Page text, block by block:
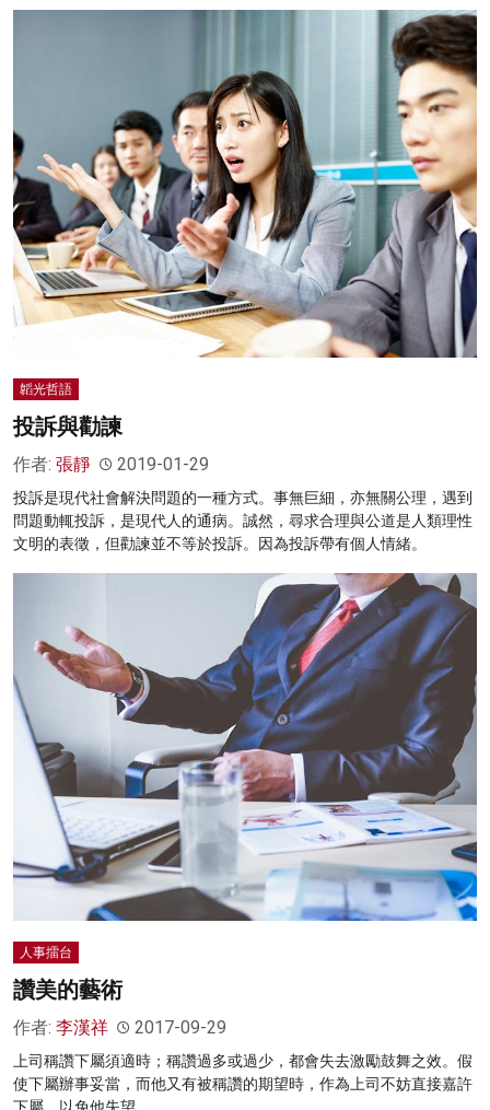
韜光哲語
投訴與勸諫
作者: 張靜 2019-01-29
投訴是現代社會解決問題的一種方式。事無巨細，亦無關公理，遇到
問題動輒投訴，是現代人的通病。誠然，尋求合理與公道是人類理性
文明的表徵，但勸諫並不等於投訴。因為投訴帶有個人情緒。
人事擂台
讚美的藝術
作者: 李漢祥 2017-09-29
上司稱讚下屬須適時；稱讚過多或過少，都會失去激勵鼓舞之效。假
使下屬辦事妥當，而他又有被稱讚的期望時，作為上司不妨直接嘉許